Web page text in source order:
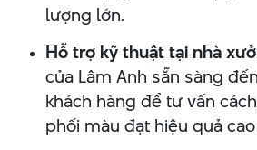
lượng lớn.
Hỗ trợ kỹ thuật tại nhà
của Lâm Anh sẵn sàng
khách hàng để tư vấn
phối màu đạt hiệu quả